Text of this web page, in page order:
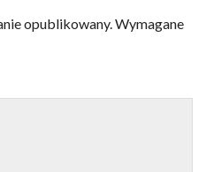
opublikowany.Wymagane